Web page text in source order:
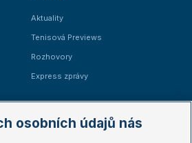
Aktuality
Tenisová Previews
Rozhovory
Express zprávy
osobních údajů nás